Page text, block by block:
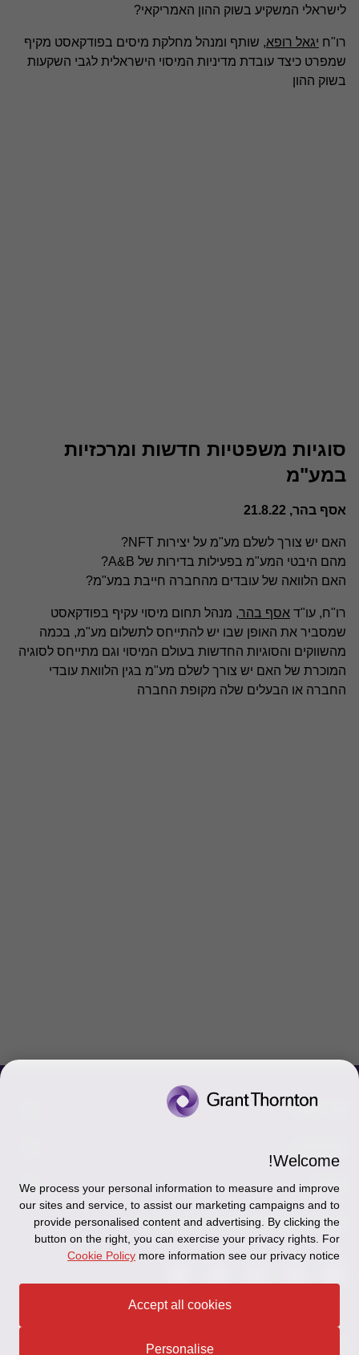
לישראלי המשקיע בשוק ההון האמריקאי?
רו"ח יגאל רופא, שותף ומנהל מחלקת מיסים בפודקאסט מקיף
שמפרט כיצד עובדת מדיניות המיסוי הישראלית לגבי השקעות
בשוק ההון
סוגיות משפטיות חדשות ומרכזיות
במע"מ
אסף בהר, 21.8.22
האם יש צורך לשלם מע"מ על יצירות NFT?
מהם היבטי המע"מ בפעילות בדירות של A&B?
האם הלוואה של עובדים מהחברה חייבת במע"מ?
רו"ח, עו"ד אסף בהר, מנהל תחום מיסוי עקיף בפודקאסט
שמסביר את האופן שבו יש להתייחס לתשלום מע"מ, בכמה
מהשווקים והסוגיות החדשות בעולם המיסוי וגם מתייחס לסוגיה
המוכרת של האם יש צורך לשלם מע"מ בגין הלוואת עובדי
החברה או הבעלים שלה מקופת החברה
צור קשר
כניסה לעובדים - דוא"ל
כניסה לעובדים - דוחות עבודה
אודותינו
זיכרון והנצחה
תקנון
מדיניות הפרטיות
Disclaimer
Ethics Hotline
עקבו אחרינו ברשתות החברתיות
Welcome!
We process your personal information to measure and improve
our sites and service, to assist our marketing campaigns and to
provide personalised content and advertising. By clicking the
button on the right, you can exercise your privacy rights. For
more information see our privacy notice
Cookie Policy
Accept all cookies
Personalise